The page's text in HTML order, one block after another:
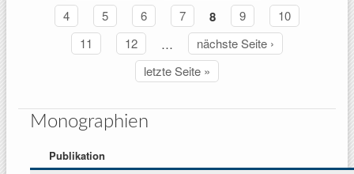
4
5 6 7 8 9
10
11
12
nächste Seite ›
letzte Seite »
Monographien
Publikation